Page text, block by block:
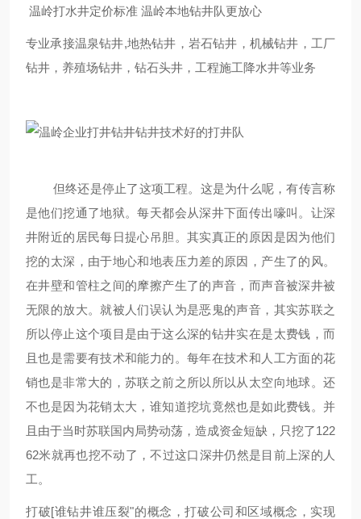
温岭打水井定价标准 温岭本地钻井队更放心
专业承接温泉钻井,地热钻井，岩石钻井，机械钻井，工厂
钻井，养殖场钻井，钻石头井，工程施工降水井等业务
但终还是停止了这项工程。这是为什么呢，有传言称
是他们挖通了地狱。每天都会从深井下面传出嚎叫。让深
井附近的居民每日提心吊胆。其实真正的原因是因为他们
挖的太深，由于地心和地表压力差的原因，产生了的风。
在井壁和管柱之间的摩擦产生了的声音，而声音被深井被
无限的放大。就被人们误认为是恶鬼的声音，其实苏联之
所以停止这个项目是由于这么深的钻井实在是太费钱，而
且也是需要有技术和能力的。每年在技术和人工方面的花
销也是非常大的，苏联之前之所以所以从太空向地球。还
不也是因为花销太大，谁知道挖坑竟然也是如此费钱。并
且由于当时苏联国内局势动荡，造成资金短缺，只挖了122
62米就再也挖不动了，不过这口深井仍然是目前上深的人
工。
打破[谁钻井谁压裂"的概念，打破公司和区域概念，实现